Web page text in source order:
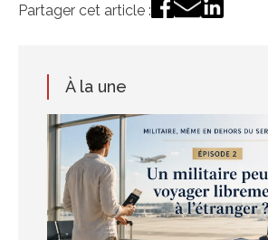
Partager cet article :
À la une